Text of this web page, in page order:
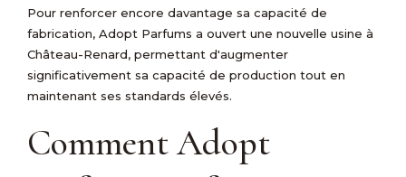
Pour renforcer encore davantage sa capacité de
fabrication, Adopt Parfums a ouvert une nouvelle usine à
Château-Renard, permettant d'augmenter
significativement sa capacité de production tout en
maintenant ses standards élevés.
Comment Adopt